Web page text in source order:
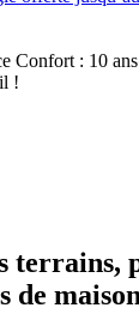
Confort : 10
!
terrains,
de